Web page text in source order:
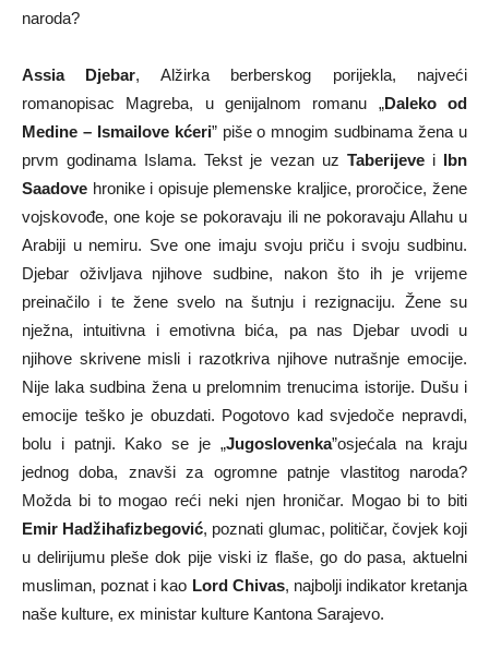
naroda?
Assia Djebar, Alžirka berberskog porijekla, najveći
romanopisac Magreba, u genijalnom romanu „Daleko od
Medine – Ismailove kćeri” piše o mnogim sudbinama žena u
prvm godinama Islama. Tekst je vezan uz Taberijevei Ibn
Saadove hronike i opisuje plemenske kraljice, proročice, žene
vojskovođe, one koje se pokoravaju ili ne pokoravaju Allahu u
Arabiji u nemiru. Sve one imaju svoju priču i svoju sudbinu.
Djebar oživljava njihove sudbine, nakon što ih je vrijeme
preinačilo i te žene svelo na šutnju i rezignaciju. Žene su
nježna, intuitivna i emotivna bića, pa nas Djebar uvodi u
njihove skrivene misli i razotkriva njihove nutrašnje emocije.
Nije laka sudbina žena u prelomnim trenucima istorije. Dušu i
emocije teško je obuzdati. Pogotovo kad svjedoče nepravdi,
bolu i patnji. Kako se je „Jugoslovenka”osjećala na kraju
jednog doba, znavši za ogromne patnje vlastitog naroda?
Možda bi to mogao reći neki njen hroničar. Mogao bi to biti
Emir Hadžihafizbegović, poznati glumac, političar, čovjek koji
u delirijumu pleše dok pije viski iz flaše, go do pasa, aktuelni
musliman, poznat i kao Lord Chivas, najbolji indikator kretanja
naše kulture, ex ministar kulture Kantona Sarajevo.